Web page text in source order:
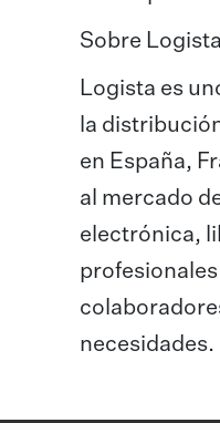
Sobre
Logista es
la
en España,
al mercado
electrónica,
necesidades.